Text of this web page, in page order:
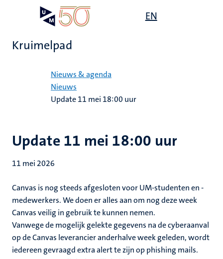
EN
Kruimelpad
Nieuws & agenda
Nieuws
Update 11 mei 18:00 uur
Update 11 mei 18:00 uur
11 mei 2026
Canvas is nog steeds afgesloten voor UM-studenten en -
medewerkers. We doen er alles aan om nog deze week
Canvas veilig in gebruik te kunnen nemen.
Vanwege de mogelijk gelekte gegevens na de cyberaanval
op de Canvas leverancier anderhalve week geleden, wordt
iedereen gevraagd extra alert te zijn op phishing mails.